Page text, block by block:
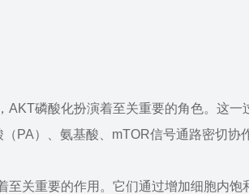
AKT磷酸化扮演着至关重要的角色。这一
PA）、氨基酸、mTOR信号通路密切协
至关重要的作用。它们通过增加细胞内饱